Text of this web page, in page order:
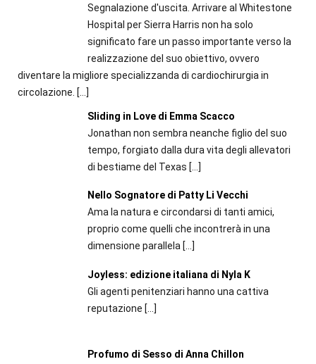
Segnalazione d'uscita. Arrivare al Whitestone
Hospital per Sierra Harris non ha solo
significato fare un passo importante verso la
realizzazione del suo obiettivo, ovvero
diventare la migliore specializzanda di cardiochirurgia in
circolazione. […]
Sliding in Love di Emma Scacco
Jonathan non sembra neanche figlio del suo
tempo, forgiato dalla dura vita degli allevatori
di bestiame del Texas […]
Nello Sognatore di Patty Li Vecchi
Ama la natura e circondarsi di tanti amici,
proprio come quelli che incontrerà in una
dimensione parallela[…]
Joyless: edizione italiana di Nyla K
Gli agenti penitenziari hanno una cattiva
reputazione […]
Profumo di Sesso di Anna Chillon